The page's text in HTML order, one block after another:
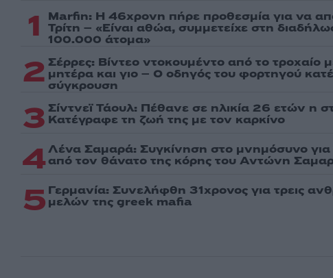
1 Marfin: Η 46χρονη πήρε προθεσμία για να
Τρίτη – «Είναι αθώα, συμμετείχε στη
100.000 άτομα»
2 Σέρρες: Βίντεο ντοκουμέντο από το τροχαίο
μητέρα και γιο – Ο οδηγός του φορτηγού
σύγκρουση
3 Σίντνεϊ Τάουλ: Πέθανε σε ηλικία 26 ετών η
Kατέγραφε τη ζωή της με τον καρκίνο
4Λένα Σαμαρά: Συγκίνηση στο μνημόσυνο
από τον θάνατο της κόρης του Αντώνη
5 Γερμανία: Συνελήφθη 31χρονος για τρεις
μελών της greek mafia